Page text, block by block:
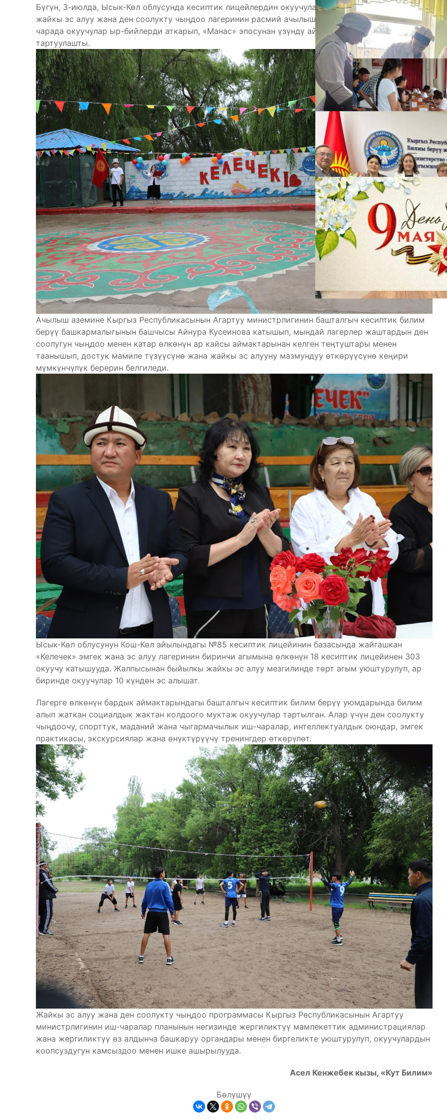
Бүгүн, 3-июлда, Ысык-Көл облусунда кесиптик лицейлердин окуучулары үчүн 2026-жылдагы
жайкы эс алуу жана ден соолукту чыңдоо лагеринин расмий ачылышы өттү. Салтанаттуу иш-
чарада окуучулар ыр-бийлерди аткарып, «Манас» эпосунан үзүндү айтып, концерттик программа
тартуулашты.
Ачылыш аземине Кыргыз Республикасынын Агартуу министрлигинин башталгыч кесиптик билим
берүү башкармалыгынын башчысы Айнура Кусеинова катышып, мындай лагерлер жаштардын ден
соолугун чыңдоо менен катар өлкөнүн ар кайсы аймактарынан келген теңтуштары менен
таанышып, достук мамиле түзүүсүнө жана жайкы эс алууну мазмундуу өткөрүүсүнө кеңири
мүмкүнчүлүк берерин белгиледи.
Ысык-Көл облусунун Кош-Көл айылындагы №85 кесиптик лицейинин базасында жайгашкан
«Келечек» эмгек жана эс алуу лагеринин биринчи агымына өлкөнүн 18 кесиптик лицейинен 303
окуучу катышууда. Жалпысынан быйылкы жайкы эс алуу мезгилинде төрт агым уюштурулуп, ар
биринде окуучулар 10 күндөн эс алышат.
Лагерге өлкөнүн бардык аймактарындагы башталгыч кесиптик билим берүү уюмдарында билим
алып жаткан социалдык жактан колдоого муктаж окуучулар тартылган. Алар үчүн ден соолукту
чыңдоочу, спорттук, маданий жана чыгармачылык иш-чаралар, интеллектуалдык оюндар, эмгек
практикасы, экскурсиялар жана өнүктүрүүчү тренингдер өткөрүлөт.
Жайкы эс алуу жана ден соолукту чыңдоо программасы Кыргыз Республикасынын Агартуу
министрлигинин иш-чаралар планынын негизинде жергиликтүү мамлекеттик администрациялар
жана жергиликтүү өз алдынча башкаруу органдары менен биргеликте уюштурулуп, окуучулардын
коопсуздугун камсыздоо менен ишке ашырылууда.
Асел Кенжебек кызы, «Кут Билим»
Бөлүшүү